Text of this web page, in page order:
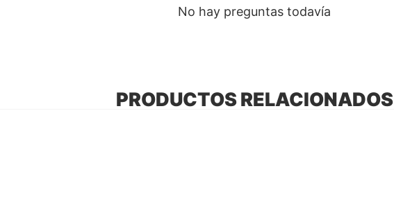
No hay preguntas todavía
PRODUCTOS RELACIONADOS